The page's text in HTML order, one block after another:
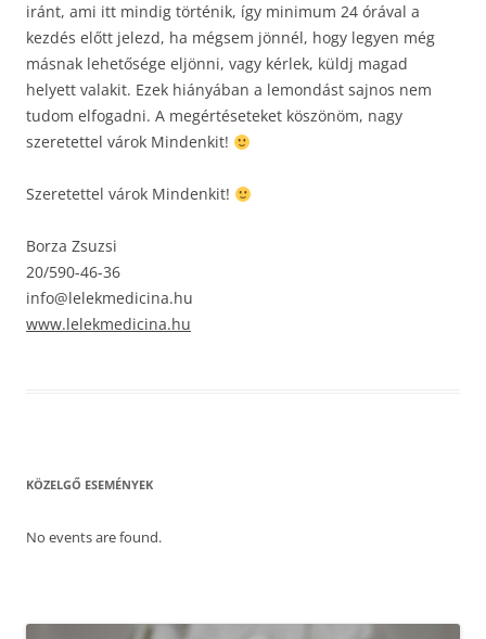
iránt, ami itt mindig történik, így minimum 24 órával a
kezdés előtt jelezd, ha mégsem jönnél, hogy legyen még
másnak lehetősége eljönni, vagy kérlek, küldj magad
helyett valakit. Ezek hiányában a lemondást sajnos nem
tudom elfogadni. A megértéseteket köszönöm, nagy
szeretettel várok Mindenkit!
Szeretettel várok Mindenkit!
Borza Zsuzsi
20/590-46-36
info@lelekmedicina.hu
www.lelekmedicina.hu
KÖZELGŐ ESEMÉNYEK
No events are found.